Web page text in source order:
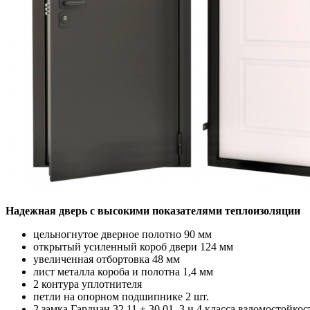
Надежная дверь с высокими показателями теплоизоляции
цельногнутое дверное полотно 90 мм
открытый усиленный короб двери 124 мм
увеличенная отбортовка 48 мм
лист металла короба и полотна 1,4 мм
2 контура уплотнителя
петли на опорном подшипнике 2 шт.